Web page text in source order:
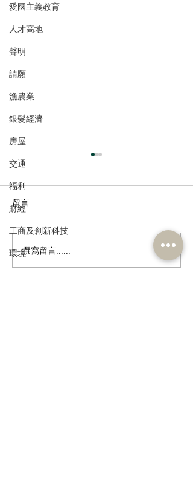
愛國主義教育
人才高地
聲明
請願
漁農業
銀髮經濟
房屋
交通
福利
財經
工商及創新科技
環境 走進蔚來、國盾量子與科
大訊飛，港區人大代表團
留言
撰寫留言......